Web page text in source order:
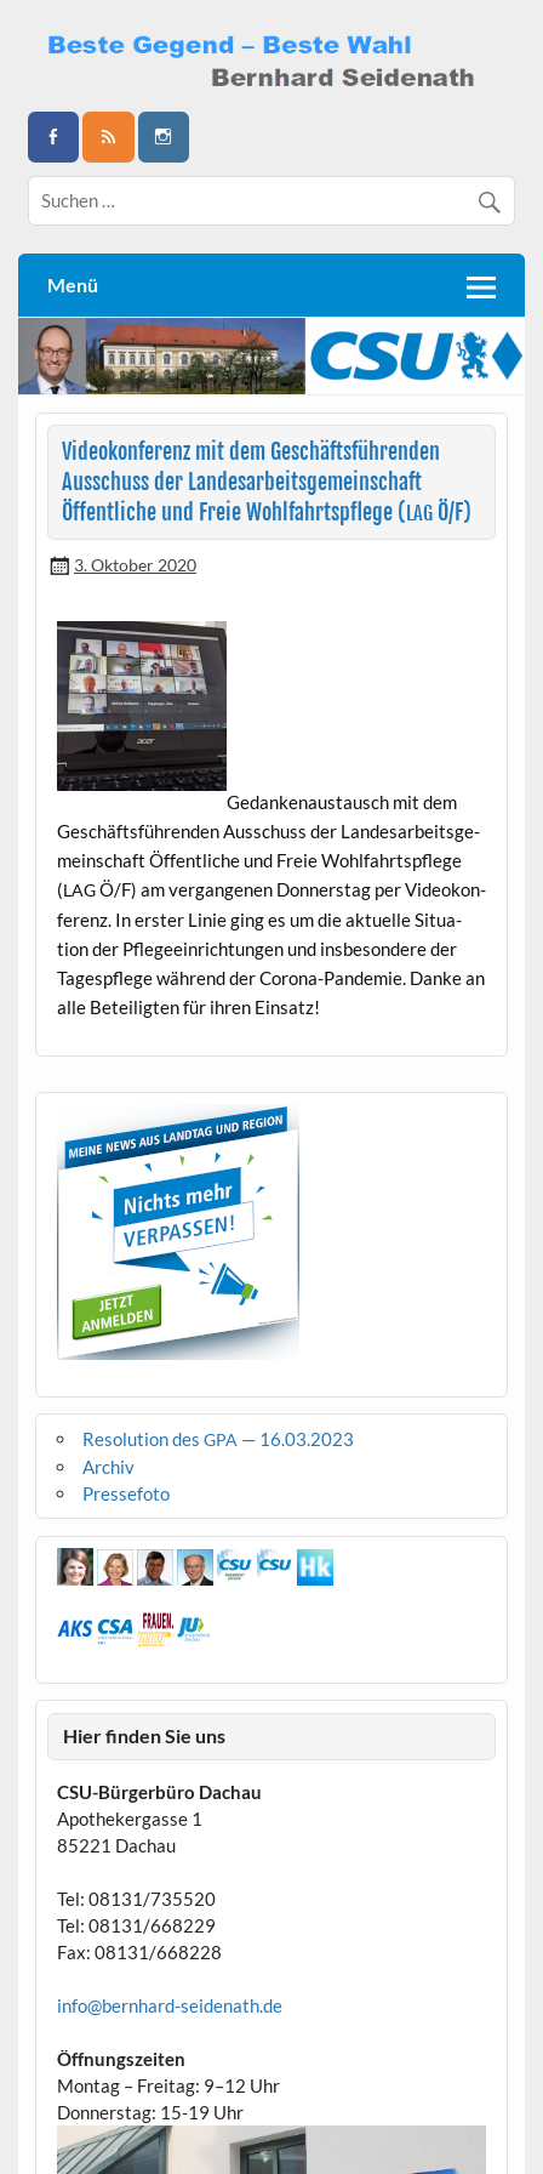
content
Bernhard Seidenath
Menü
Videokonferenz mit dem Geschäftsführenden
Ausschuss der Landesarbeitsgemeinschaft
Öffentliche und Freie Wohlfahrtspflege (LAGÖ/F)
3. Oktober 2020
Gedanke­naus­tausch mit dem
Geschäfts­führen­den Auss­chuss der Lan­desar­beits­ge­
mein­schaft Öffentliche und Freie Wohlfahrt­spflege
(LAGÖ/F) am ver­gan­genen Don­ner­stag per Videokon­
ferenz. In erster Lin­ie ging es um die aktuelle Sit­u­a­
tion der Pflegeein­rich­tun­gen und ins­beson­dere der
Tage­spflege während der Coro­na-Pan­demie. Danke an
alle Beteiligten für ihren Einsatz!
Resolution des GPA — 16.03.2023
Archiv
Pressefoto
Hier finden Sie uns
CSU-Bürgerbüro Dachau
Apothekergasse 1
85221 Dachau
Tel: 08131/735520
Tel: 08131/668229
Fax: 08131/668228
info@bernhard-seidenath.de
Öffnungszeiten
Montag – Freitag: 9–12 Uhr
Donnerstag: 15-19 Uhr